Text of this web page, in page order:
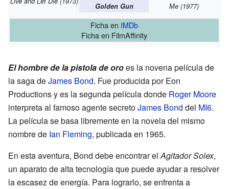
Golden Gun
Me (1977)
Fichaen IMDb
Fichaen FilmAffinity
El hombre de la pistola de oroes la novena película de
la saga deJames Bond. Fue producida por Eon
Productions y es la segunda película donde Roger Moore
interpreta al famoso agente secretoJames Bond del MI6.
La película se basa libremente en la novela del mismo
nombre de Ian Fleming, publicada en 1965.
En esta aventura, Bond debe encontrar elAgitador Solex,
un aparato de alta tecnología que puede ayudar a resolver
la escasez de energía. Para lograrlo, se enfrenta a